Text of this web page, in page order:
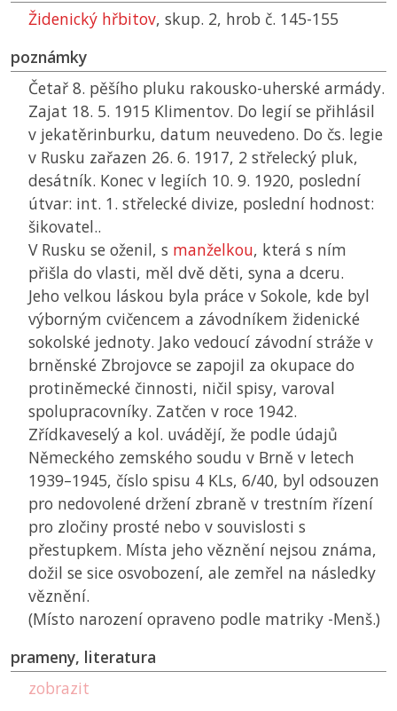
Židenický hřbitov, skup. 2, hrob č. 145-155
poznámky
Četař 8. pěšího pluku rakousko-uherské armády.
Zajat 18. 5. 1915 Klimentov. Do legií se přihlásil
v jekatěrinburku, datum neuvedeno. Do čs. legie
v Rusku zařazen 26. 6. 1917, 2 střelecký pluk,
desátník. Konec v legiích 10. 9. 1920, poslední
útvar: int. 1. střelecké divize, poslední hodnost:
šikovatel..
V Rusku se oženil, s manželkou, která s ním
přišla do vlasti, měl dvě děti, syna a dceru.
Jeho velkou láskou byla práce v Sokole, kde byl
výborným cvičencem a závodníkem židenické
sokolské jednoty. Jako vedoucí závodní stráže v
brněnské Zbrojovce se zapojil za okupace do
protiněmecké činnosti, ničil spisy, varoval
spolupracovníky. Zatčen v roce 1942.
Zřídkaveselý a kol. uvádějí, že podle údajů
Německého zemského soudu v Brně v letech
1939–1945, číslo spisu 4 KLs, 6/40, byl odsouzen
pro nedovolené držení zbraně v trestním řízení
pro zločiny prosté nebo v souvislosti s
přestupkem. Místa jeho věznění nejsou známa,
dožil se sice osvobození, ale zemřel na následky
věznění.
(Místo narození opraveno podle matriky -Menš.)
prameny, literatura
zobrazit